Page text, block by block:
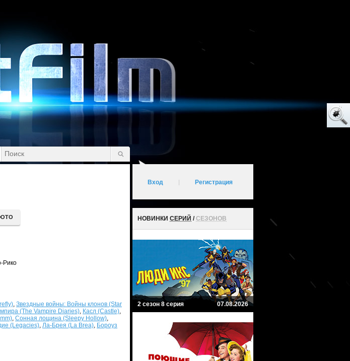
Рико
, Звездные войны: Войны клонов (Star
(The Vampire Diaries), Касл (Castle),
, Сонная лощина (Sleepy Hollow),
(Legacies), Ла-Брея (La Brea), Бороуз
Вход Регистрация
НОВИНКИ СЕРИЙ /СЕЗОНОВ
2 сезон 8 серия 07.08.2026